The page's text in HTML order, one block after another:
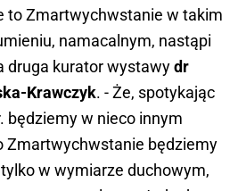
to Zmartwychwstanie w takim
namacalnym, nastąpi
druga kurator wystawydr
Krawczyk. - Że, spotykając
będziemy w nieco innym
Zmartwychwstanie będziemy
w wymiarze duchowym,